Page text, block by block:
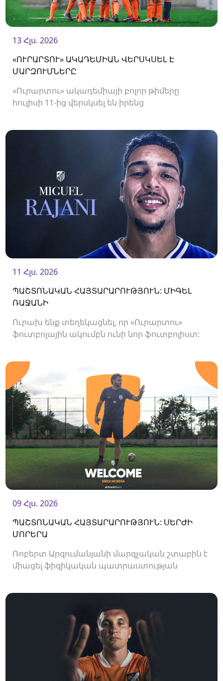
13 Հլս. 2026
«ՈՒՐԱՐՏՈՒ» ԱԿԱԴԵՄԻԱՆ ՎԵՐՍԿՍԵԼ Է
ՄԱՐԶՈՒՄՆԵՐԸ
«Ուրարտու» ակադեմիայի բոլոր թիմերը
հուլիսի 11-ից վերսկսել են իրենց
11 Հլս. 2026
ՊԱՇՏՈՆԱԿԱՆ ՀԱՅՏԱՐԱՐՈՒԹՅՈՒՆ: ՄԻԳԵԼ
ՌԱՋԱՆԻ
Ուրախ ենք տեղեկացնել, որ «Ուրարտու»
ֆուտբոլային ակումբն ունի նոր ֆուտբոլիստ:
09 Հլս. 2026
ՊԱՇՏՈՆԱԿԱՆ ՀԱՅՏԱՐԱՐՈՒԹՅՈՒՆ: ՍԵՐԺԻ
ՄՈՐԵՐԱ
Ռոբերտ Արզումանյանի մարզչական շտաբին է
միացել ֆիզիկական պատրաստության